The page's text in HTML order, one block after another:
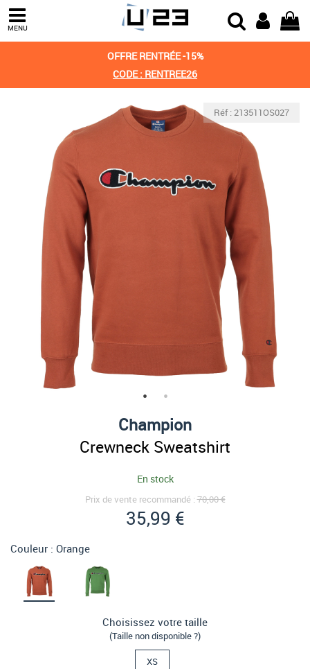
MENU
OFFRE RENTRÉE -15%
CODE : RENTREE26
Réf : 213511OS027
Champion
Crewneck Sweatshirt
En stock
Prix de vente recommandé :70,00 €
35,99 €
Couleur : Orange
Choisissez votre taille
(Taille non disponible ?)
XS